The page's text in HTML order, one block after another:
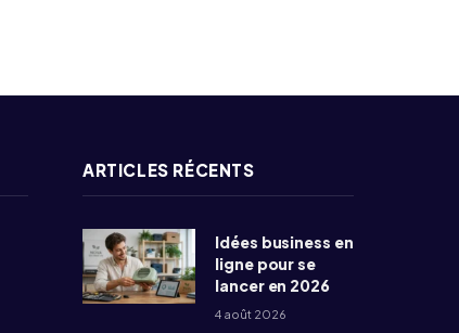
ARTICLES RÉCENTS
Idées business en
ligne pour se
lancer en 2026
4 août 2026